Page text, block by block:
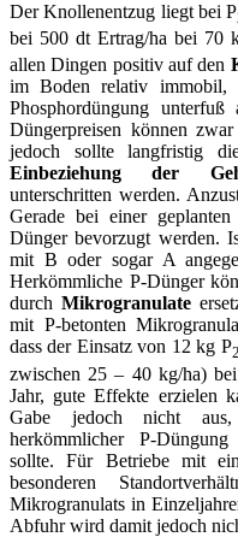
Der Knollenentzug liegt bei P
bei 500 dt Ertrag/ha bei 70
allen Dingen positiv auf den
im Boden relativ immobil,
Phosphordüngung
Düngerpreisen können
jedoch sollte langfristig
Einbeziehung der
unterschritten werden.
Gerade bei einer
Dünger bevorzugt werden.
mit B oder sogar A
Herkömmliche P-Dünger
durchMikrogranulate
mit P-betonten
dass der Einsatz von 12 kg P2
zwischen 25 – 40 kg/ha)
Jahr, gute Effekte erzielen
Gabe jedoch nicht
herkömmlicher P-
sollte. Für Betriebe mit
besonderen
Mikrogranulats in
Abfuhr wird damit jedoch